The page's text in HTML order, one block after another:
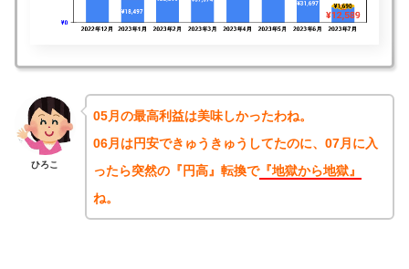
ひろこ
05月の最高利益は美味しかったわね。
06月は円安できゅうきゅうしてたのに、07月に入
ったら突然の『円高』転換で『地獄から地獄』
ね。